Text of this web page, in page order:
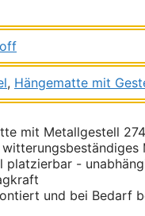
, Hängematte mit
mit Metallgestell
platzierbar -
und bei Bedarf